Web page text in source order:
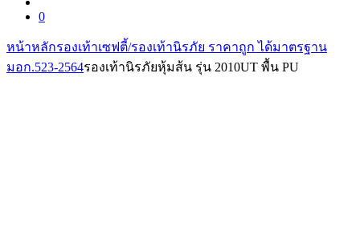
0
หน้าหลักรองเท้าเซฟตี้/รองเท้านิรภัย ราคาถูก ได้มาตรฐาน
มอก.523-2564รองเท้านิรภัยหุ้มส้น รุ่น 2010UT พื้น PU